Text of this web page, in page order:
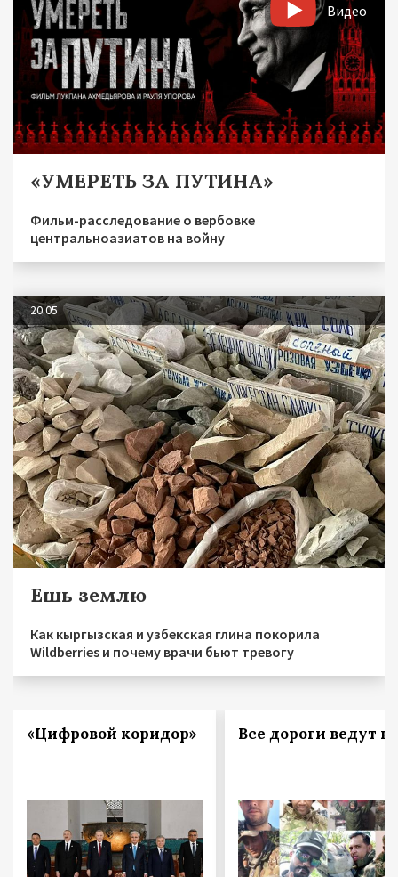
Видео
«УМЕРЕТЬ ЗА ПУТИНА»
Фильм-расследование о вербовке
центральноазиатов на войну
20.05
Ешь землю
Как кыргызская и узбекская глина покорила
Wildberries и почему врачи бьют тревогу
«Цифровой коридор» Все дороги ведут в